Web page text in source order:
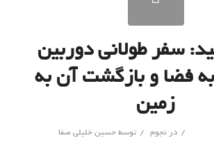
سفر طولانی دوربین
GoPro به فضا و بازگشت آن به
زمین
/ درنجوم / توسطحسین خلیلی صفا